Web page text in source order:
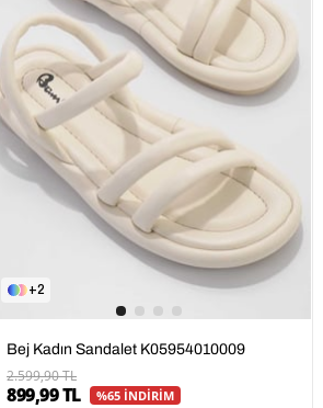
2
Bej Kadın Sandalet K05954010009
2.599,90 TL
899,99 TL %65 İNDİRİM